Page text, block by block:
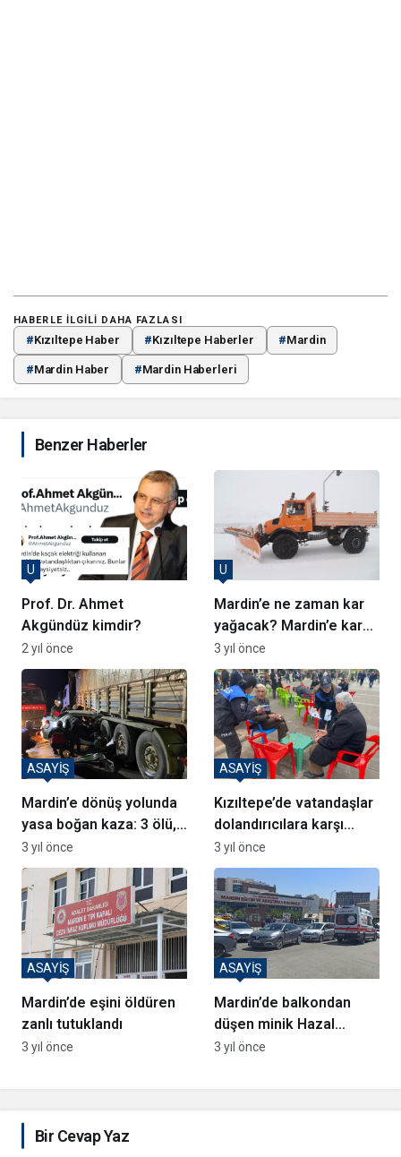
HABERLE ILGILI DAHA FAZLASI
#Kızıltepe Haber #Kızıltepe Haberler #Mardin
#Mardin Haber #Mardin Haberleri
Benzer Haberler
Prof. Dr. Ahmet
Akgündüz kimdir?
U
2 yıl önce
Mardin’e ne zaman kar
yağacak? Mardin’e kar
ne zaman gelecek?
U
3 yıl önce
Mardin’e dönüş yolunda
yasa boğan kaza: 3 ölü,
2 yaralı
ASAYİŞ
3 yıl önce
Kızıltepe’de vatandaşlar
dolandırıcılara karşı
bilgilendirildi
ASAYİŞ
3 yıl önce
Mardin’de eşini öldüren
zanlı tutuklandı
ASAYİŞ
3 yıl önce
Mardin’de balkondan
düşen minik Hazal
hayatını kaybetti
ASAYİŞ
3 yıl önce
Bir Cevap Yaz